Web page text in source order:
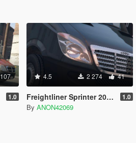
107
1.0
4.5 2 274 41
Freightliner Sprinter 2008 PACK [Unlocked] 1.0
By ANON42069